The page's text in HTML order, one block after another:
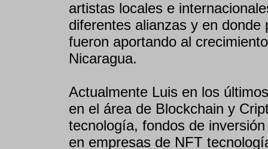
artistas locales e
diferentes alianzas y en
fueron aportando al
Nicaragua.
Actualmente Luis en los
en el área de Blockchain y
tecnología, fondos de
en empresas de NFT